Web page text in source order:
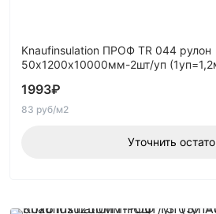
Knaufinsulation ПРОФ TR 044 рулон
50х1200х10000мм-2шт/уп
1993₽
83 руб/м2
Уточнить